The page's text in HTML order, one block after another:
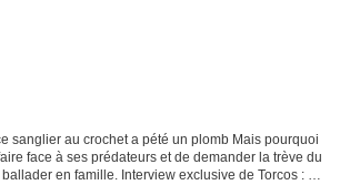
sanglier au crochet a pété un plomb Mais pourquoi
face à ses prédateurs et de demander la trève du
en famille. Interview exclusive de Torcos : "